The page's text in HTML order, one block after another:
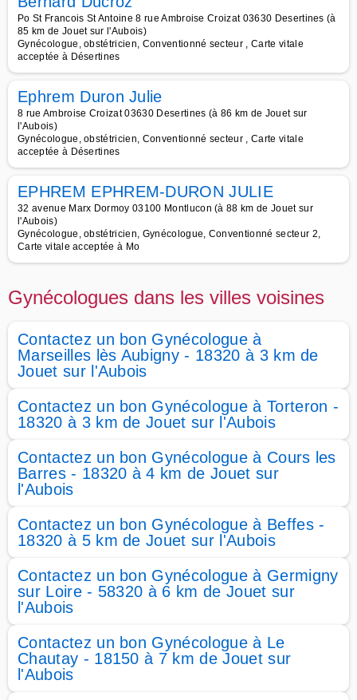
Po St Francois St Antoine 8 rue Ambroise Croizat 03630 Desertines (à
85 km de Jouet sur l'Aubois)
Gynécologue, obstétricien, Conventionné secteur , Carte vitale
acceptée à Désertines
Ephrem Duron Julie
8 rue Ambroise Croizat 03630 Desertines (à 86 km de Jouet sur
l'Aubois)
Gynécologue, obstétricien, Conventionné secteur , Carte vitale
acceptée à Désertines
EPHREM EPHREM-DURON JULIE
32 avenue Marx Dormoy 03100 Montlucon (à 88 km de Jouet sur
l'Aubois)
Gynécologue, obstétricien, Gynécologue, Conventionné secteur 2,
Carte vitale acceptée à Mo
Gynécologues dans les villes voisines
Contactez un bon Gynécologue à
Marseilles lès Aubigny - 18320 à 3 km de
Jouet sur l'Aubois
Contactez un bon Gynécologue à Torteron -
18320 à 3 km de Jouet sur l'Aubois
Contactez un bon Gynécologue à Cours les
Barres - 18320 à 4 km de Jouet sur
l'Aubois
Contactez un bon Gynécologue à Beffes -
18320 à 5 km de Jouet sur l'Aubois
Contactez un bon Gynécologue à Germigny
sur Loire - 58320 à 6 km de Jouet sur
l'Aubois
Contactez un bon Gynécologue à Le
Chautay - 18150 à 7 km de Jouet sur
l'Aubois